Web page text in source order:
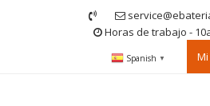
Horas de trabajo -
Spanish ▼